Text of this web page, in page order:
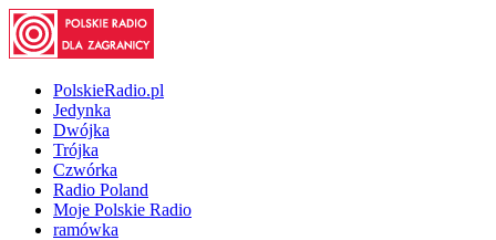
PolskieRadio.pl
Jedynka
Dwójka
Trójka
Czwórka
Radio Poland
Moje Polskie Radio
ramówka